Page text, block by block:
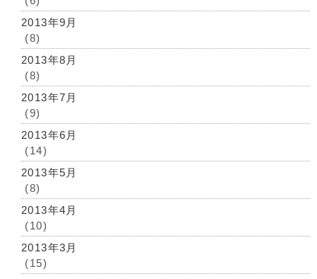
2013年9月
(8)
2013年8月
(8)
2013年7月
(9)
2013年6月
(14)
2013年5月
(8)
2013年4月
(10)
2013年3月
(15)